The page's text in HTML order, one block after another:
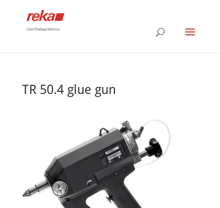
Löst Klebeprobleme
TR 50.4 glue gun